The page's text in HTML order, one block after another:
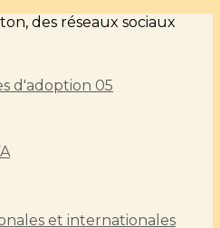
des réseaux sociaux
et internationales